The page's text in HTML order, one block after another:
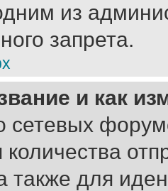
из
запрета.
и как
сетевых
также для